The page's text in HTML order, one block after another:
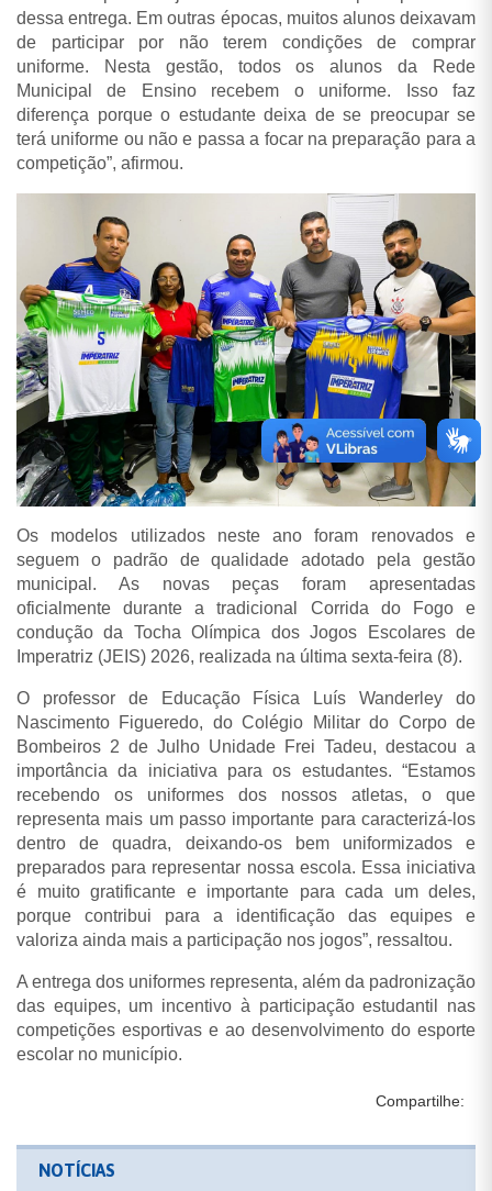
dessa entrega. Em outras épocas, muitos alunos deixavam
de participar por não terem condições de comprar
uniforme. Nesta gestão, todos os alunos da Rede
Municipal de Ensino recebem o uniforme. Isso faz
diferença porque o estudante deixa de se preocupar se
terá uniforme ou não e passa a focar na preparação para a
competição”, afirmou.
Os modelos utilizados neste ano foram renovados e
seguem o padrão de qualidade adotado pela gestão
municipal. As novas peças foram apresentadas
oficialmente durante a tradicional Corrida do Fogo e
condução da Tocha Olímpica dos Jogos Escolares de
Imperatriz (JEIS) 2026, realizada na última sexta-feira (8).
O professor de Educação Física Luís Wanderley do
Nascimento Figueredo, do Colégio Militar do Corpo de
Bombeiros 2 de Julho Unidade Frei Tadeu, destacou a
importância da iniciativa para os estudantes. “Estamos
recebendo os uniformes dos nossos atletas, o que
representa mais um passo importante para caracterizá-los
dentro de quadra, deixando-os bem uniformizados e
preparados para representar nossa escola. Essa iniciativa
é muito gratificante e importante para cada um deles,
porque contribui para a identificação das equipes e
valoriza ainda mais a participação nos jogos”, ressaltou.
A entrega dos uniformes representa, além da padronização
das equipes, um incentivo à participação estudantil nas
competições esportivas e ao desenvolvimento do esporte
escolar no município.
Compartilhe:
NOTÍCIAS